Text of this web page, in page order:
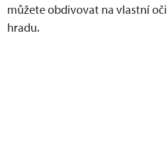
můžete obdivovat na vlastní
hradu.